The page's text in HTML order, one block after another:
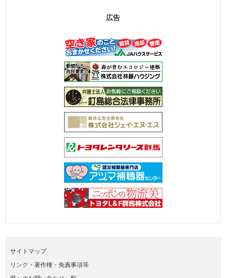
広告
サイトマップ
リンク・著作権・免責事項等